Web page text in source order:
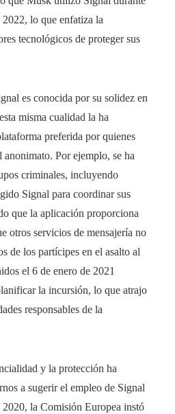
lo que enfatiza la
tecnológicos de proteger sus
es conocida por su solidez en
misma cualidad la ha
preferida por quienes
anonimato. Por ejemplo, se ha
criminales, incluyendo
Signal para coordinar sus
que la aplicación proporciona
otros servicios de mensajería no
de los partícipes en el asalto al
el 6 de enero de 2021
la incursión, lo que atrajo
responsables de la
y la protección ha
a sugerir el empleo de Signal
2020, la Comisión Europea instó